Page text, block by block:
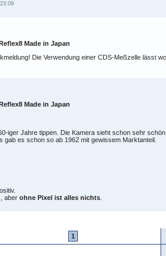
Made in Japan
Die Verwendung einer CDS-Meßzelle lässt
Made in Japan
iger Jahre tippen. Die Kamera sieht schon sehr
gab es schon so ab 1962 mit gewissem Marktanteil.
aber ohne Pixel ist alles nichts
1